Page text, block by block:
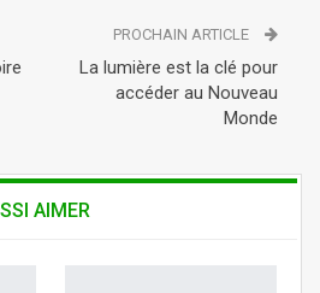
WhatsApp
PROCHAIN ARTICLE
La lumière est la clé pour
accéder au Nouveau
Monde
AIMER